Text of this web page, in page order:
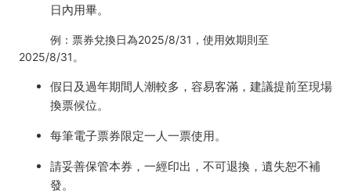
日內用畢。
例：票券兌換日為2025/8/31，使用效期則至
2025/8/31。
假日及過年期間人潮較多，容易客滿，建議提前至現場
換票候位。
每筆電子票券限定一人一票使用。
請妥善保管本券，一經印出，不可退換，遺失恕不補
發。